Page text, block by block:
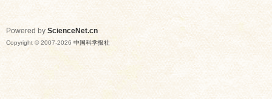
Powered by ScienceNet.cn
Copyright © 2007-2026 中国科学报社